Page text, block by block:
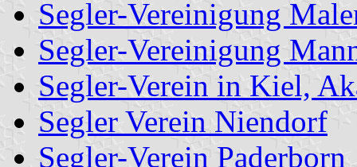
Segler-Vereinigung
Segler-Vereinigung
Segler-Verein in Kiel,
Segler Verein Niendorf
Segler-Verein Paderborn